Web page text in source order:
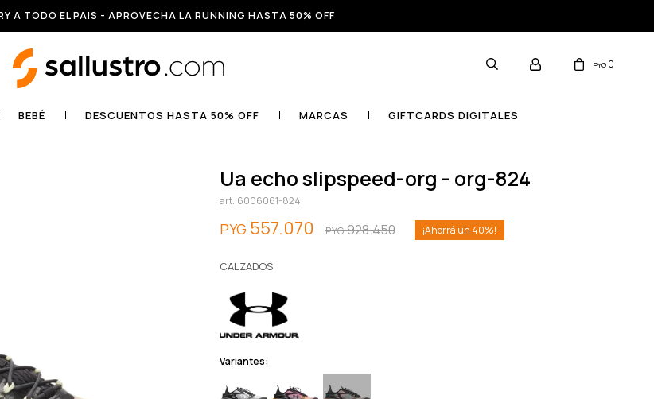
A TODO EL PAIS - APROVECHA LA RUNNING HASTA 50% OFF
BEBÉ DESCUENTOS HASTA 50% OFF MARCAS GIFTCARDS DIGITALES
PYG 0
ua echo slipspeed-org - org-824
6006061-824
PYG 557.070 PYG928.450 40
CALZADOS
Variantes: